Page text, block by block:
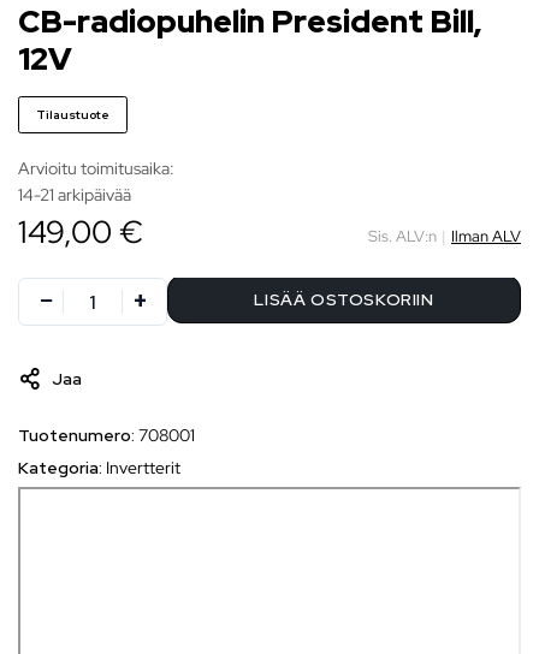
CB-radiopuhelin President Bill,
12V
Tilaustuote
Arvioitu toimitusaika:
14-21 arkipäivää
149,00 € Sis. ALV:n | Ilman ALV
LISÄÄ OSTOSKORIIN
Jaa
Tuotenumero: 708001
Kategoria: Invertterit